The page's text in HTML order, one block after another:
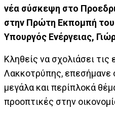
νέα σύσκεψη στο
στην Πρώτη Εκπομπή
Υπουργός Ενέργειας,
Κληθείς να σχολιάσει
Λακκοτρύπης, επεσήμανε
μεγάλα και περίπλοκά
προοπτικές στην